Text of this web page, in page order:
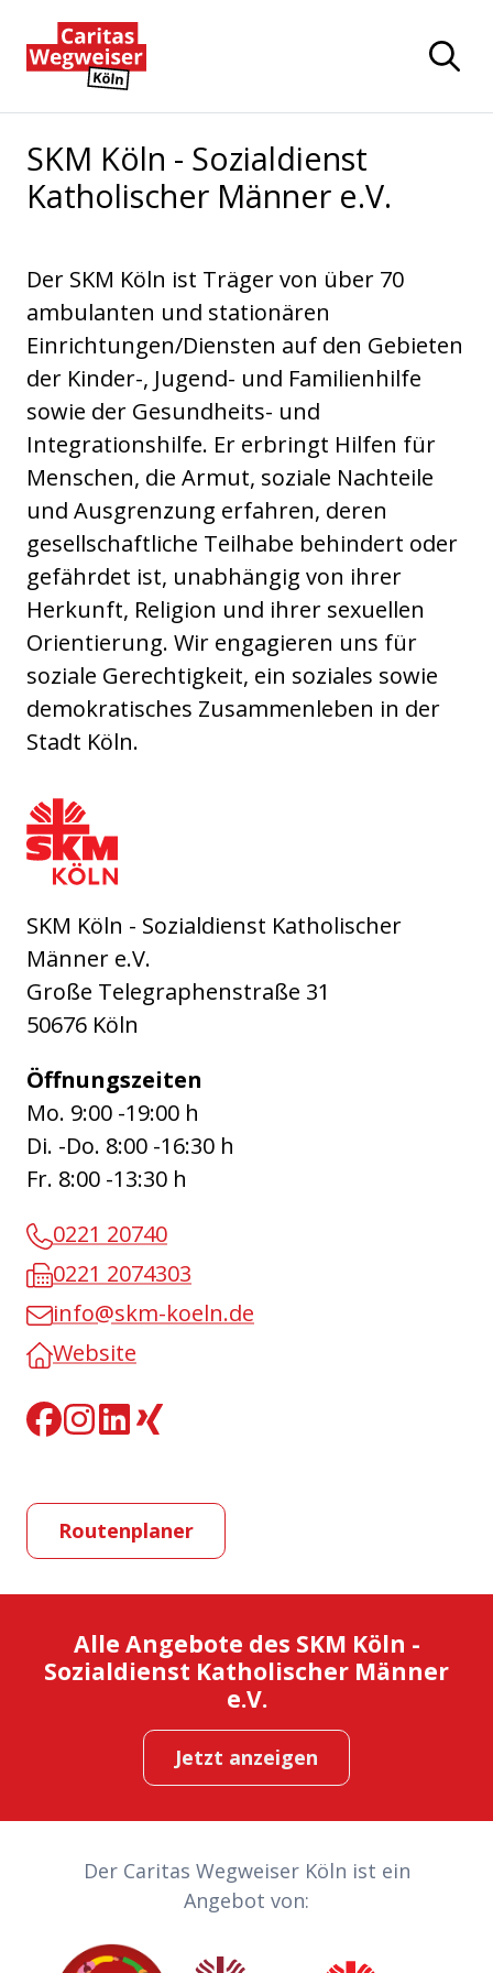
Zur Startseite navigieren
SKM Köln - Sozialdienst
Katholischer Männer e.V.
Der SKM Köln ist Träger von über 70
ambulanten und stationären
Einrichtungen/Diensten auf den Gebieten
der Kinder-, Jugend- und Familienhilfe
sowie der Gesundheits- und
Integrationshilfe. Er erbringt Hilfen für
Menschen, die Armut, soziale Nachteile
und Ausgrenzung erfahren, deren
gesellschaftliche Teilhabe behindert oder
gefährdet ist, unabhängig von ihrer
Herkunft, Religion und ihrer sexuellen
Orientierung. Wir engagieren uns für
soziale Gerechtigkeit, ein soziales sowie
demokratisches Zusammenleben in der
Stadt Köln.
SKM Köln - Sozialdienst Katholischer Männer
SKM Köln - Sozialdienst Katholischer
Männer e.V.
Große Telegraphenstraße 31
50676 Köln
Öffnungszeiten
Mo. 9:00 -19:00 h
Di. -Do. 8:00 -16:30 h
Fr. 8:00 -13:30 h
0221 20740
0221 2074303
info@skm-koeln.de
Website
Facebook
Instagram
Linkedin
Xing
Routenplaner
Alle Angebote des SKM Köln -
Sozialdienst Katholischer Männer
e.V.
Jetzt anzeigen
Partner-LinksDer Caritas Wegweiser Köln ist ein
Angebot von:
Caritas